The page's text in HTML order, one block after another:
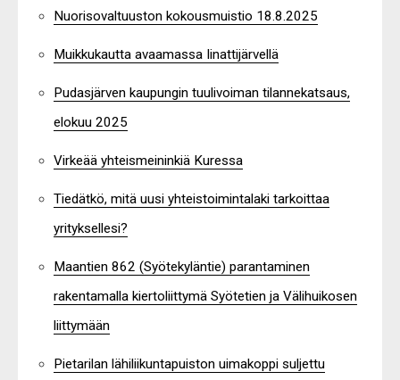
Nuorisovaltuuston kokousmuistio 18.8.2025
Muikkukautta avaamassa Iinattijärvellä
Pudasjärven kaupungin tuulivoiman tilannekatsaus,
elokuu 2025
Virkeää yhteismeininkiä Kuressa
Tiedätkö, mitä uusi yhteistoimintalaki tarkoittaa
yrityksellesi?
Maantien 862 (Syötekyläntie) parantaminen
rakentamalla kiertoliittymä Syötetien ja Välihuikosen
liittymään
Pietarilan lähiliikuntapuiston uimakoppi suljettu